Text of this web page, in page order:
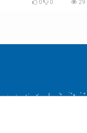
0 0 29